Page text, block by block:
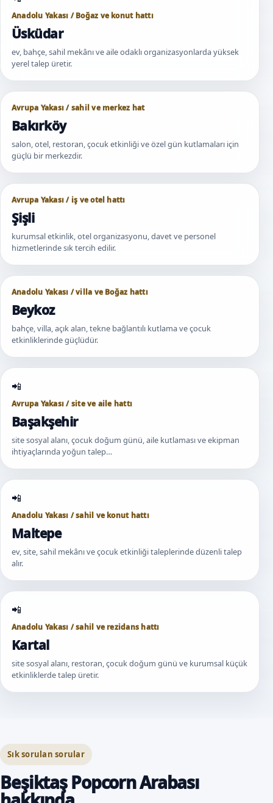
Anadolu Yakası / Boğaz ve konut hattı
Üsküdar
ev, bahçe, sahil mekânı ve aile odaklı organizasyonlarda yüksek
yerel talep üretir.
Avrupa Yakası / sahil ve merkez hat
Bakırköy
salon, otel, restoran, çocuk etkinliği ve özel gün kutlamaları için
güçlü bir merkezdir.
Avrupa Yakası / iş ve otel hattı
Şişli
kurumsal etkinlik, otel organizasyonu, davet ve personel
hizmetlerinde sık tercih edilir.
Anadolu Yakası / villa ve Boğaz hattı
Beykoz
bahçe, villa, açık alan, tekne bağlantılı kutlama ve çocuk
etkinliklerinde güçlüdür.
Avrupa Yakası / site ve aile hattı
Başakşehir
site sosyal alanı, çocuk doğum günü, aile kutlaması ve ekipman
ihtiyaçlarında yoğun talep…
Anadolu Yakası / sahil ve konut hattı
Maltepe
ev, site, sahil mekânı ve çocuk etkinliği taleplerinde düzenli talep
alır.
Anadolu Yakası / sahil ve rezidans hattı
Kartal
site sosyal alanı, restoran, çocuk doğum günü ve kurumsal küçük
etkinliklerde talep üretir.
Sık sorulan sorular
Beşiktaş Popcorn Arabası